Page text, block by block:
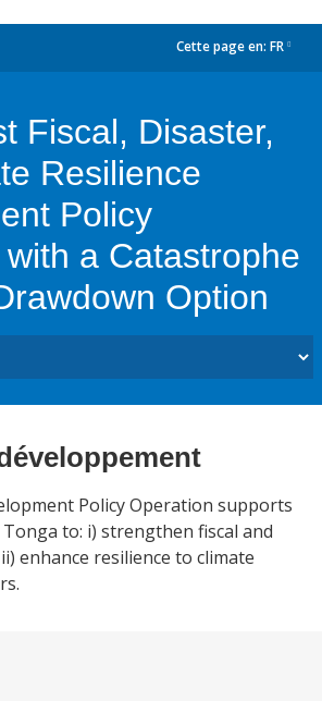
Cette page en: FR
Fiscal, Disaster,
Resilience
Policy
a Catastrophe
Option
Policy Operation supports
to: i) strengthen fiscal and
enhance resilience to climate